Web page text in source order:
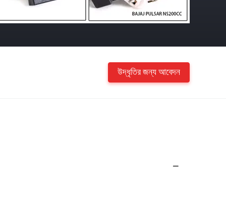
উদ্ধৃতির জন্য আবেদন